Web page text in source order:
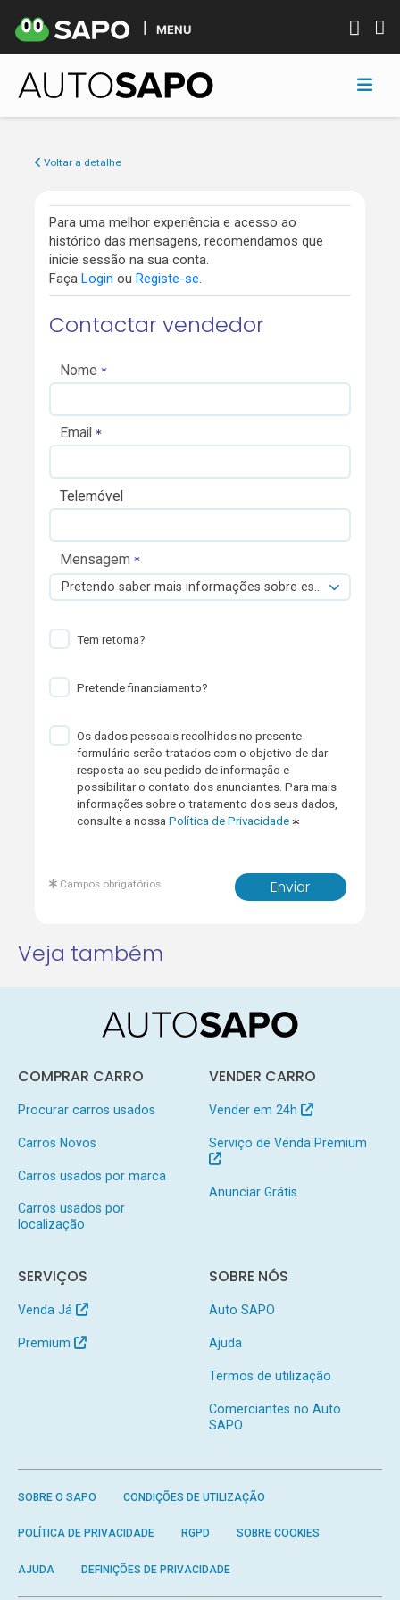
MENU
Voltar a detalhe
Para uma melhor experiência e acesso ao
histórico das mensagens, recomendamos que
inicie sessão na sua conta.
Faça Login ou Registe-se.
Contactar vendedor
Nome
Email
Telemóvel
Mensagem
Pretendo saber mais informações sobre esta viatura.
Tem retoma?
Pretende financiamento?
Os dados pessoais recolhidos no presente
formulário serão tratados com o objetivo de dar
resposta ao seu pedido de informação e
possibilitar o contato dos anunciantes. Para mais
informações sobre o tratamento dos seus dados,
consulte a nossaPolítica de Privacidade
Enviar
Campos obrigatórios
Veja também
COMPRAR CARRO
Procurar carros usados
Carros Novos
Carros usados por marca
Carros usados por
localização
VENDER CARRO
Vender em 24h
Serviço de Venda Premium
Anunciar Grátis
SERVIÇOS
Venda Já
Premium
SOBRE NÓS
Auto SAPO
Ajuda
Termos de utilização
Comerciantes no Auto
SAPO
SOBRE O SAPO CONDIÇÕES DE UTILIZAÇÃO
POLÍTICA DE PRIVACIDADE RGPD SOBRE COOKIES
AJUDA DEFINIÇÕES DE PRIVACIDADE